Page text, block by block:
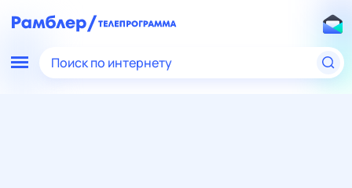
Поиск по интернету